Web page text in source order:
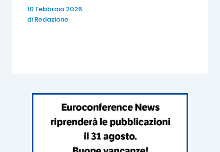
10 Febbraio 2026
di Redazione